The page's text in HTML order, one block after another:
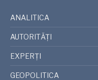
ANALITICA
AUTORITĂȚI
EXPERȚI
GEOPOLITICA